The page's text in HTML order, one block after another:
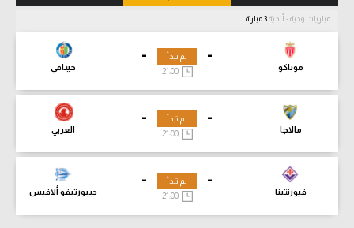
مباريات ودية - أندية
-
موناكو
-
خيتافي
لم تبدأ
21:00
-
مالاجا
-
العربي
لم تبدأ
21:00
-
فيورنتينا
-
ديبورتيفو ألافيس
لم تبدأ
21:00